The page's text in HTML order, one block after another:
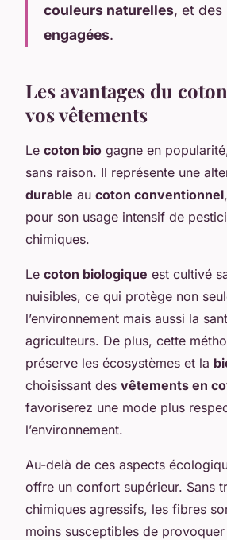
couleurs naturelles, et des
engagées.
Les avantages du
vos vêtements
Le coton bio gagne en
sans raison. Il représente une
durable au coton conventionnel
pour son usage intensif de
chimiques.
Le coton biologique est cultivé
nuisibles, ce qui protège non
l’environnement mais aussi la
agriculteurs. De plus, cette
préserve les écosystèmes et la
choisissant des vêtements en
favoriserez une mode plus
l’environnement.
Au-delà de ces aspects
offre un confort supérieur. Sans
chimiques agressifs, les fibres
moins susceptibles de